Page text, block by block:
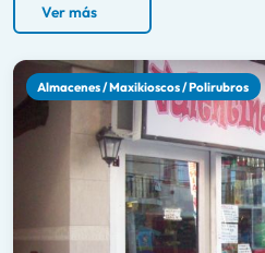
Ver más
Almacenes / Maxikioscos / Polirubros